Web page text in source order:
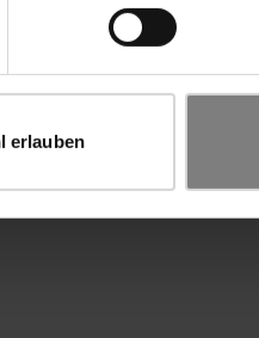
erlauben